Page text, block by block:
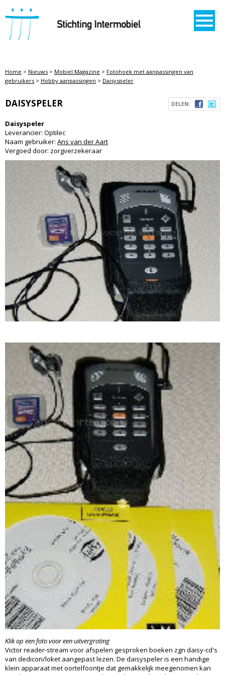
STICHTING INTERMOBIEL
Home > Nieuws > Mobiel Magazine > Fotohoek met aanpassingen van
gebruikers > Hobby aanpassingen > Daisyspeler
DELEN:
DAISYSPELER
Daisyspeler
Leverancier: Optilec
Naam gebruiker: Ans van der Aart
Vergoed door: zorgverzekeraar
Klik op een foto voor een uitvergroting
Victor reader-stream voor afspelen gesproken boeken zgn daisy-cd's
van dedicon/loket aangepast lezen. De daisyspeler is een handige
klein apparaat met oortelfoontje dat gemakkelijk meegenomen kan